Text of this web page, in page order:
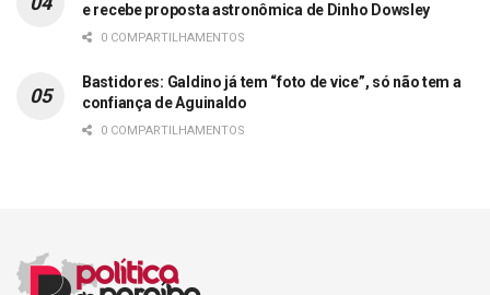
e recebe proposta astronômica de Dinho Dowsley
0 COMPARTILHAMENTOS
Bastidores: Galdino já tem “foto de vice”, só não tem a
confiança de Aguinaldo
0 COMPARTILHAMENTOS